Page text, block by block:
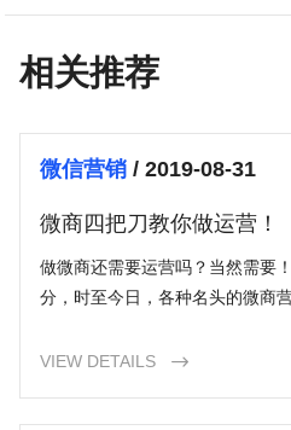
相关推荐
微信营销/ 2019-08-31
微商四把刀教你做运营！
做微商还需要运营吗？当然需要
分，时至今日，各种名头的微商
的库存给清
VIEW DETAILS 